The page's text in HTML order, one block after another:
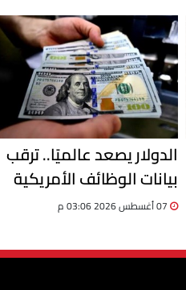
الدولار يصعد عالميًا.. ترقب
بيانات الوظائف الأمريكية
يحسم اتجاه العملة